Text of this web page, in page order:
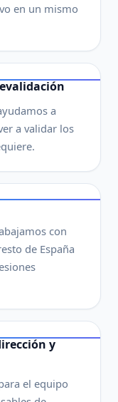
en un mismo
a
a validar los
con
de España
y
el equipo